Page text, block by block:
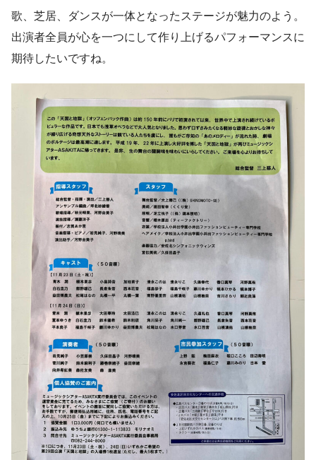
歌、芝居、ダンスが一体となったステージが魅力のよう。
出演者全員が心を一つにして作り上げるパフォーマンスに
期待したいですね。